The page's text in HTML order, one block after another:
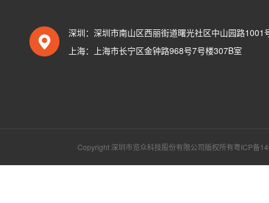
深圳：深圳市南山区西丽街道曙光社区中山园路1001
上海：上海市长宁区金钟路968号7号楼307B室
Copyright 深圳市览众科技股份有限公司版权所有粤ICP备